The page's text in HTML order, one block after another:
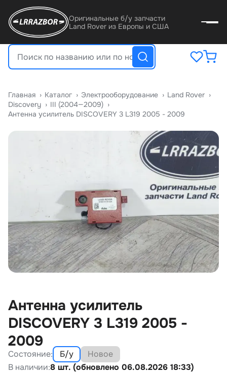
Оригинальные б/у запчасти
Land Rover из Европы и США
Главная › Катало › Электрооборудование › Land Rover ›
Discovery › III (2004—2009) ›
Антенна усилитель DISCOVERY 3 L319 2005 - 2009
Антенна усилитель
DISCOVERY 3 L319 2005 -
2009
Состояние: Б/у
Новое
В наличии:8 шт. (обновлено 06.08.2026 18:33)